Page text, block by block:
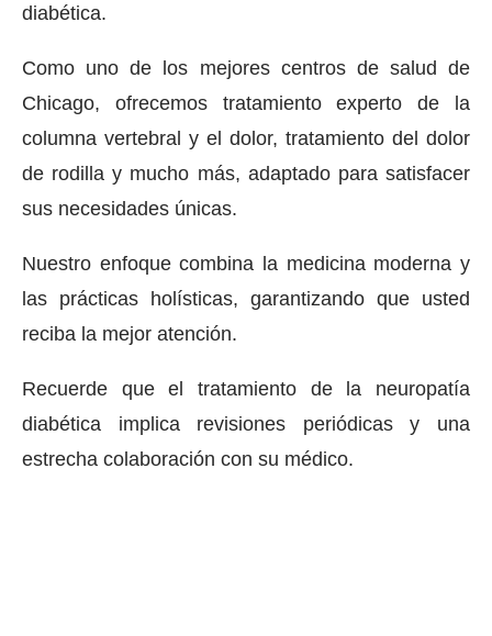
diabética.
Como uno de los mejores centros de salud de
Chicago, ofrecemos tratamiento experto de la
columna vertebral y el dolor, tratamiento del dolor
de rodilla y mucho más, adaptado para satisfacer
sus necesidades únicas.
Nuestro enfoque combina la medicina moderna y
las prácticas holísticas, garantizando que usted
reciba la mejor atención.
Recuerde que el tratamiento de la neuropatía
diabética implica revisiones periódicas y una
estrecha colaboración con su médico.